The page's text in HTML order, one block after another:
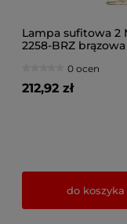
Lampa sufitowa 2
2258-BRZ brązowa
0 ocen
212,92 zł
do koszyka